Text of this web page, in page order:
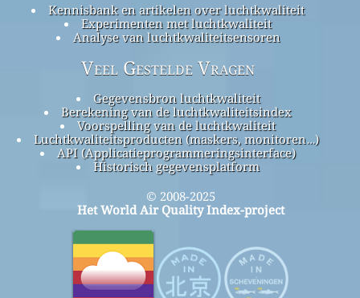
Kennisbank en artikelen over luchtkwaliteit
Experimenten met luchtkwaliteit
Analyse van luchtkwaliteitsensoren
Veel Gestelde Vragen
Gegevensbron luchtkwaliteit
Berekening van de luchtkwaliteitsindex
Voorspelling van de luchtkwaliteit
Luchtkwaliteitsproducten (maskers, monitoren…)
API (Applicatieprogrammeringsinterface)
Historisch gegevensplatform
© 2008-2025
Het World Air Quality Index-project